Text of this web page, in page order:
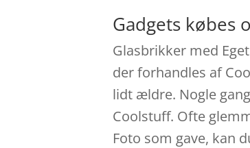
Gadgets købes
Glasbrikker med
der forhandles af
lidt ældre. Nogle
Coolstuff. Ofte
Foto som gave, kan